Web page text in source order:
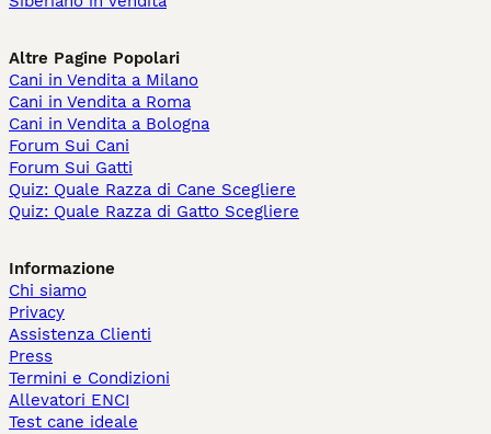
Altre Pagine Popolari
Cani in Vendita a Milano
Cani in Vendita a Roma
Cani in Vendita a Bologna
Forum Sui Cani
Forum Sui Gatti
Quiz: Quale Razza di Cane Scegliere
Quiz: Quale Razza di Gatto Scegliere
Informazione
Chi siamo
Privacy
Assistenza Clienti
Press
Termini e Condizioni
Allevatori ENCI
Test cane ideale